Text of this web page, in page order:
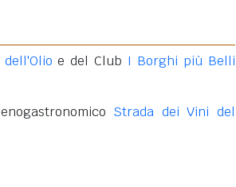
dell'Olio e del Club I Borghi più Belli
Strada dei Vini del